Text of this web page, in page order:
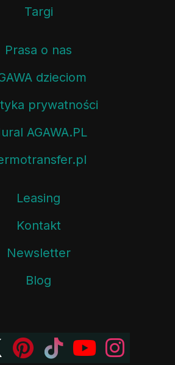
Targi
Prasa o nas
dzieciom
prywatności
AGAWA.PL
Leasing
Kontakt
Newsletter
Blog